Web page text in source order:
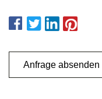
Anfrage absenden